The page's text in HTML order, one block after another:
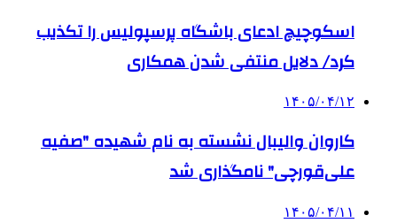
اسکوچیچ ادعای باشگاه پرسپولیس را تکذیب
کرد/ دلایل منتفی شدن همکاری
۱۴۰۵/۰۴/۱۲
کاروان والیبال نشسته به نام شهیده "صفیه
علی‌قورچی" نامگذاری شد
۱۴۰۵/۰۴/۱۱